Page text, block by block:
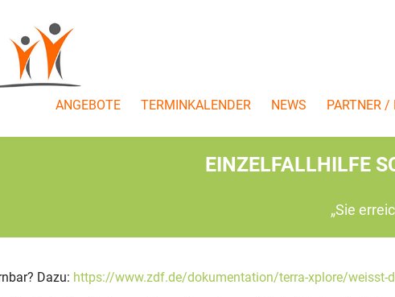
ANGEBOTE TERMINKALENDER NEWS PARTNER /
EINZELFALLHILFE
„Sie
Dazu: https://www.zdf.de/dokumentation/terra-xplore/weisst-